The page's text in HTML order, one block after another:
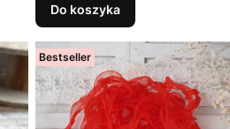
Do koszyka
Bestseller